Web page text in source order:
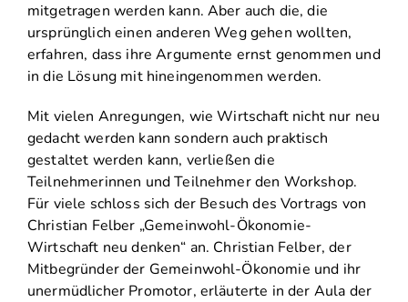
mitgetragen werden kann. Aber auch die, die
ursprünglich einen anderen Weg gehen wollten,
erfahren, dass ihre Argumente ernst genommen und
in die Lösung mit hineingenommen werden.
Mit vielen Anregungen, wie Wirtschaft nicht nur neu
gedacht werden kann sondern auch praktisch
gestaltet werden kann, verließen die
Teilnehmerinnen und Teilnehmer den Workshop.
Für viele schloss sich der Besuch des Vortrags von
Christian Felber „Gemeinwohl-Ökonomie-
Wirtschaft neu denken“ an. Christian Felber, der
Mitbegründer der Gemeinwohl-Ökonomie und ihr
unermüdlicher Promotor, erläuterte in der Aula der